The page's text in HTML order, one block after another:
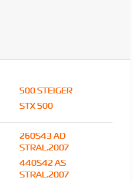
500 STEIGER
STX 500
260S43 AD
STRAL.2007
440S42 AS
STRAL.2007